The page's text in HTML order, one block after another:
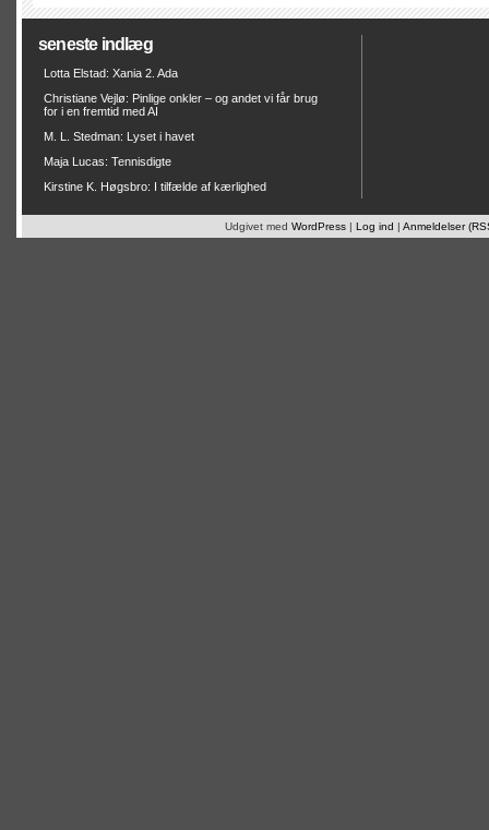
seneste indlæg
Lotta Elstad: Xania 2. Ada
Christiane Vejlø: Pinlige onkler – og andet vi får brug
for i en fremtid med AI
M. L. Stedman: Lyset i havet
Maja Lucas: Tennisdigte
Kirstine K. Høgsbro: I tilfælde af kærlighed
Udgivet med WordPress | Log ind | Anmeldelser